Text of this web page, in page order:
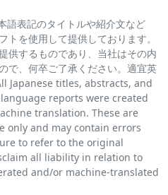
語表記のタイトルや紹介文など
を使用して提供しております。
供するものであり、当社はその内
で、何卒ご了承ください。適宜英
Japanese titles, abstracts, and
reports were created
translation. These are
only and may contain errors
to refer to the original
all liability in relation to
and/or machine-translated